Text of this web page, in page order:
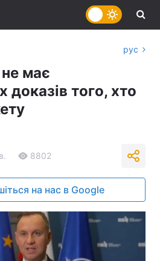
рус
має
доказів того, хто
8802
на нас в Google